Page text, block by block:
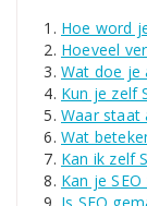
Hoe word
Hoeveel
Wat doe je
Kun je zelf
Waar staat
Wat
Kan ik zelf
Kan je